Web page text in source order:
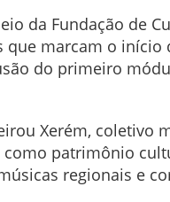
da Fundação de
marcam o
do primeiro
Xerém,
patrimônio
regionais e